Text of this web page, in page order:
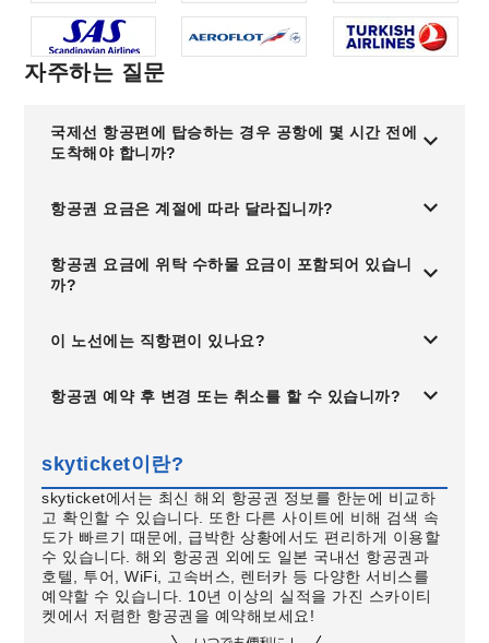
자주하는 질문
국제선 항공편에 탑승하는 경우 공항에 몇 시간 전에
도착해야 합니까?
항공권 요금은 계절에 따라 달라집니까?
항공권 요금에 위탁 수하물 요금이 포함되어 있습니
까?
이 노선에는 직항편이 있나요?
항공권 예약 후 변경 또는 취소를 할 수 있습니까?
skyticket이란?
skyticket에서는 최신 해외 항공권 정보를 한눈에 비교하
고 확인할 수 있습니다. 또한 다른 사이트에 비해 검색 속
도가 빠르기 때문에, 급박한 상황에서도 편리하게 이용할
수 있습니다. 해외 항공권 외에도 일본 국내선 항공권과
호텔, 투어, WiFi, 고속버스, 렌터카 등 다양한 서비스를
예약할 수 있습니다. 10년 이상의 실적을 가진 스카이티
켓에서 저렴한 항공권을 예약해보세요!